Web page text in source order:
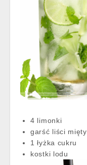
4 limonki
garść liści mięty
1 łyżka cukru
kostki lodu